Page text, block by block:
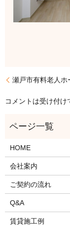
瀬戸市有料老人ホ
コメントは受け付け
HOME
会社案内
ご契約の流れ
Q&A
賃貸施工例